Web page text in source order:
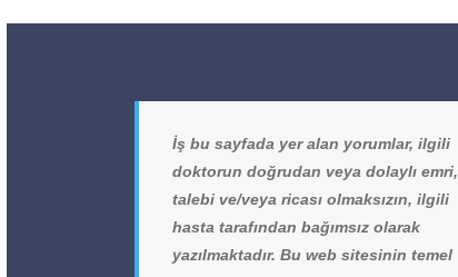
İş bu sayfada yer alan yorumlar, ilgili
doktorun doğrudan veya dolaylı emri,
talebi ve/veya ricası olmaksızın, ilgili
hasta tarafından bağımsız olarak
yazılmaktadır. Bu web sitesinin temel